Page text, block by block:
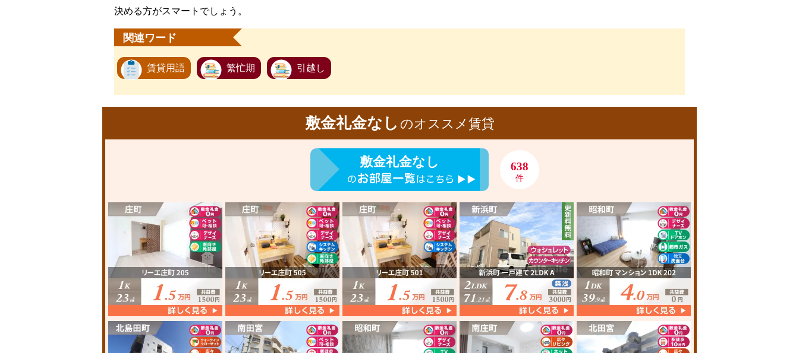
決める方がスマートでしょう。
関連ワード
賃貸用語 繁忙期 引越し
敷金礼金なし のオススメ賃貸
敷金礼金なし 638
件